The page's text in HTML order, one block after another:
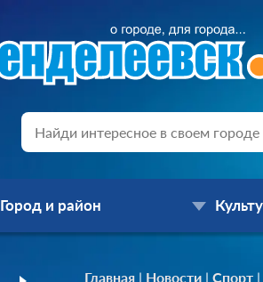
Город и район
Главная | Новости | Спорт |